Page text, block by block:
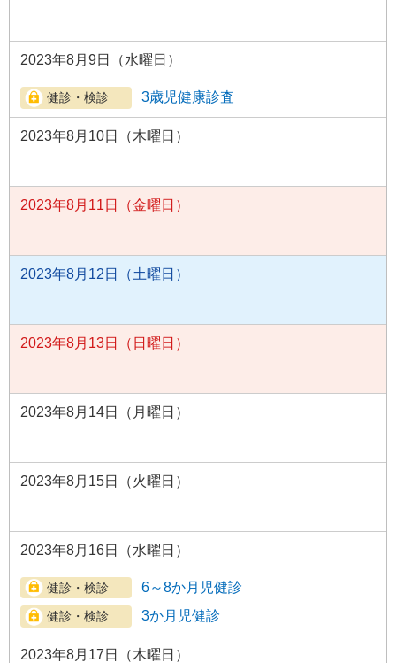
2023年8月9日（水曜日）
3歳児健康診査
2023年8月10日（木曜日）
2023年8月11日（金曜日）
2023年8月12日（土曜日）
2023年8月13日（日曜日）
2023年8月14日（月曜日）
2023年8月15日（火曜日）
2023年8月16日（水曜日）
6～8か月児健診
3か月児健診
2023年8月17日（木曜日）